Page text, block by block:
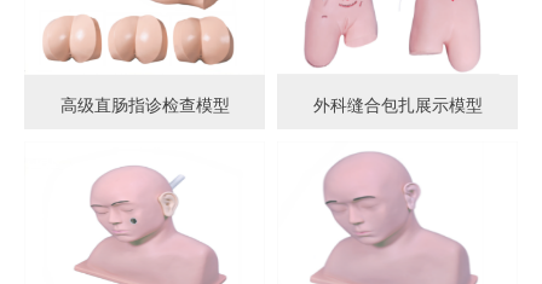
高级直肠指诊检查模型 外科缝合包扎展示模型